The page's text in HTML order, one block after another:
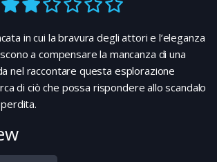
in cui la bravura degli attori e l’eleganza
a compensare la mancanza di una
nel raccontare questa esplorazione
di ciò che possa rispondere allo scandalo